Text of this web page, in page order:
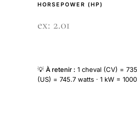
HORSEPOWER (HP)
💡 À retenir : 1 cheval (CV) =
(US) = 745.7 watts · 1 kW =